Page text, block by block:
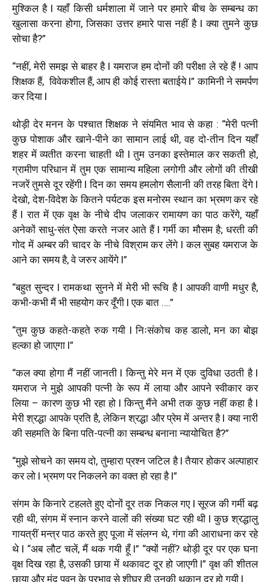
मुश्किल है l यहाँ किसी धर्मशाला में जाने पर हमारे बीच के सम्बन्ध का
खुलासा करना होगा, जिसका उत्तर हमारे पास नहीं है l क्या तुमने कुछ
सोचा है?”
“नहीं, मेरी समझ से बाहर है l यमराज हम दोनों की परीक्षा ले रहे हैं ! आप
शिक्षक हैं, विवेकशील हैं, आप ही कोई रास्ता बताईये l” कामिनी ने समर्पण
कर दिया l
थोड़ी देर मनन के पश्चात शिक्षक ने संयमित भाव से कहा : “मेरी पत्नी
कुछ पोशाक और खाने-पीने का सामान लाई थी, वह दो-तीन दिन यहाँ
शहर में व्यतीत करना चाहती थी l तुम उनका इस्तेमाल कर सकती हो,
ग्रामीण परिधान में तुम एक सामान्य महिला लगोगी और लोगों की तीखी
नजरें तुमसे दूर रहेंगी l दिन का समय हमलोग सैलानी की तरह बिता देंगे l
देखो, देश-विदेश के कितने पर्यटक इस मनोरम स्थान का भ्रमण कर रहे
हैं l रात में एक वृक्ष के नीचे दीप जलाकर रामायण का पाठ करेंगे, यहाँ
अनेकों साधु-संत ऐसा करते नजर आते हैं l गर्मी का मौसम है; धरती की
गोद में अम्बर की चादर के नीचे विश्राम कर लेंगे l कल सुबह यमराज के
आने का समय है, वे जरुर आयेंगे l”
“बहुत सुन्दर l रामकथा सुनने में मेरी भी रूचि है l आपकी वाणी मधुर है,
कभी-कभी मैं भी सहयोग कर दूँगी l एक बात ….”
“तुम कुछ कहते-कहते रुक गयी l निःसंकोच कह डालो, मन का बोझ
हल्का हो जाएगा l”
“कल क्या होगा मैं नहीं जानती l किन्तु मेरे मन में एक दुविधा उठती है l
यमराज ने मुझे आपकी पत्नी के रूप में लाया और आपने स्वीकार कर
लिया – कारण कुछ भी रहा हो l किन्तु मैंने अभी तक कुछ नहीं कहा है l
मेरी श्रद्धा आपके प्रति है, लेकिन श्रद्धा और प्रेम में अन्तर है l क्या नारी
की सहमति के बिना पति-पत्नी का सम्बन्ध बनाना न्यायोचित है?”
“मुझे सोचने का समय दो, तुम्हारा प्रश्न जटिल है l तैयार होकर अल्पाहार
कर लो l भ्रमण पर निकलने का वक्त हो रहा है l”
संगम के किनारे टहलते हुए दोनों दूर तक निकल गए l सूरज की गर्मी बढ़
रही थी, संगम में स्नान करने वालों की संख्या घट रही थी l कुछ श्रद्धालु
गायत्रीं मन्त्र पाठ करते हुए पूजा में संलग्न थे, गंगा की आराधना कर रहे
थे l “अब लौट चलें, मैं थक गयी हूँ l” “क्यों नहीं? थोड़ी दूर पर एक घना
वृक्ष दिख रहा है, उसकी छाया में थकावट दूर हो जाएगी l” वृक्ष की शीतल
छाया और मंद पवन के प्रभाव से शीघ्र ही उनकी थकान दूर हो गयी l